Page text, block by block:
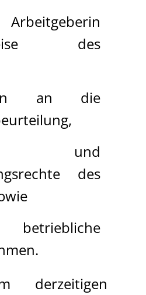
des
an die
und
des
derzeitigen